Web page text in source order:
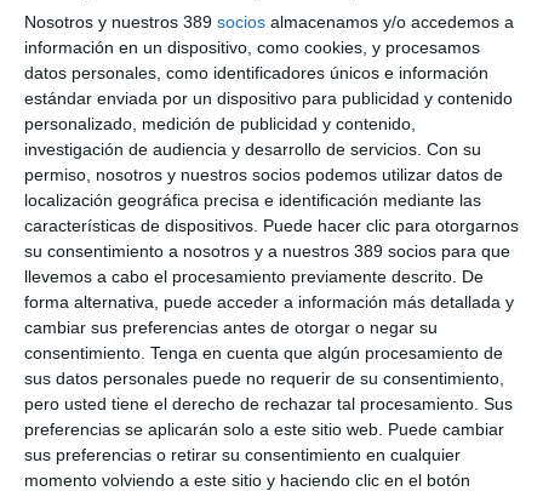
Nosotros y nuestros 389 socios almacenamos y/o accedemos a
información en un dispositivo, como cookies, y procesamos
datos personales, como identificadores únicos e información
estándar enviada por un dispositivo para publicidad y contenido
personalizado, medición de publicidad y contenido,
investigación de audiencia y desarrollo de servicios. Con su
permiso, nosotros y nuestros socios podemos utilizar datos de
localización geográfica precisa e identificación mediante las
características de dispositivos. Puede hacer clic para otorgarnos
su consentimiento a nosotros y a nuestros 389 socios para que
llevemos a cabo el procesamiento previamente descrito. De
forma alternativa, puede acceder a información más detallada y
cambiar sus preferencias antes de otorgar o negar su
consentimiento. Tenga en cuenta que algún procesamiento de
sus datos personales puede no requerir de su consentimiento,
pero usted tiene el derecho de rechazar tal procesamiento. Sus
preferencias se aplicarán solo a este sitio web. Puede cambiar
sus preferencias o retirar su consentimiento en cualquier
momento volviendo a este sitio y haciendo clic en el botón
mediadores
. Asimismo, durante este encuentro el
Consorcio
de Compensación de Seguros aprovechó para proponer
que un sistema informático de colaboración sectorial se cree en
la industria ante siniestros muy graves.
La junta también revisó los nuevos acuerdos de Cartas de
Condiciones que ha firmado en el último mes. El presidente
también dio cuenta de sureciente reunión con la DGSFP
para abordar los temas regulatorios del sector que más
protagonismo tienen en la actualidad
encuentro también se hizo seguimiento de la aplicación de la
Ley 10/2025 por la que se regulan los servicios de atención a la
clientela respecto de los efectos que pueda tener sobre el
sector.
La junta directiva de la asociación finalizó el encuentro con una
reunión con
Betina Nickel, CEO de ARAG en España, y que
asistió al encuentro acompañada por
Juan Carlos Muñoz
y
Juan Dueñas, director Comercial y director territorial de la
zona Este de la compañía, respectivamente.
Si quiere recibir diariamente y GRATIS noticias como